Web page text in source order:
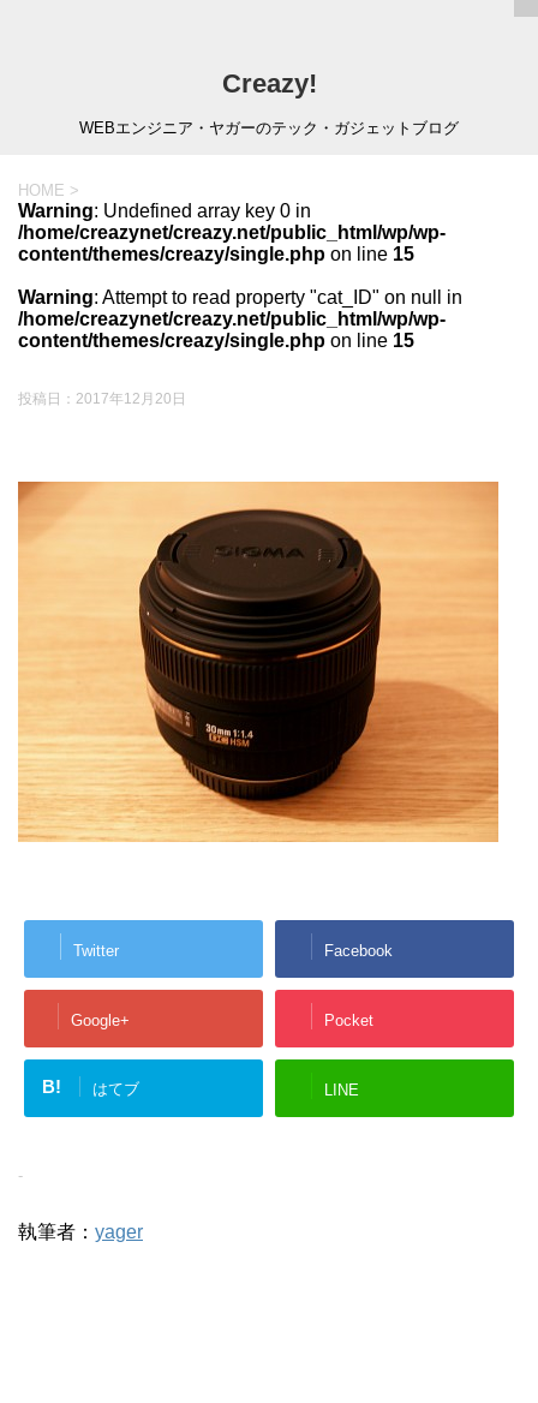
Creazy!
WEBエンジニア・ヤガーのテック・ガジェットブログ
HOME >
Warning: Undefined array key 0 in
/home/creazynet/creazy.net/public_html/wp/wp-
content/themes/creazy/single.php on line 15
Warning: Attempt to read property "cat_ID" on null in
/home/creazynet/creazy.net/public_html/wp/wp-
content/themes/creazy/single.php on line 15
投稿日： 2017年12月20日
Twitter Facebook
Google+ Pocket
B! はてブ LINE
-
執筆者： yager